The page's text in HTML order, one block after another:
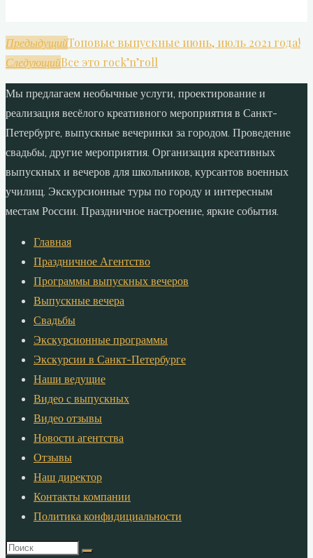
ПредыдущийТоповые выпускные июнь, июль 2021 года!
СледующийВсе это rock’n’roll
Мы предлагаем необычные услуги, проектирование и
реализация весёлого креативного мероприятия в Санкт-
Петербурге, выпускные вечеринки за городом. Проведение
свадьбы, другие мероприятия. Организация креативных
выпускных и вечеров для школьников, курсантов военных
училищ. Экскурсионные туры по городу и интересным
местам России. Праздничное настроение, яркие события.
Главная
Праздничное Агентство
Программы выпускных вечеров
Выпускные вечера
Свадьбы
Экскурсионные программы
Экскурсии в Санкт-Петербурге
Наши ведущие
Видео с выпускных
Видео отзывы
Новости агентства
Отзывы
Наш директор
Контакты компании
Политика конфидициальности
Что